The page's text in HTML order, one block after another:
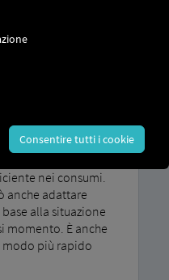
guida MAN TipMatic
il veicolo adotta
nei consumi.
anche adattare
alla situazione
momento. È anche
modo più rapido
Consentire tutti i cookie